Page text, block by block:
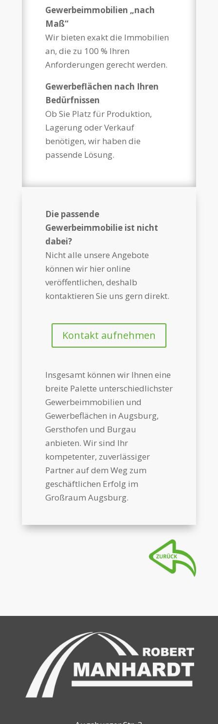
Gewerbeimmobilien „nach
Maß“
Wir bieten exakt die Immobilien
an, die zu 100 % Ihren
Anforderungen gerecht werden.
Gewerbeflächen nach Ihren
Bedürfnissen
Ob Sie Platz für Produktion,
Lagerung oder Verkauf
benötigen, wir haben die
passende Lösung.
Die passende
Gewerbeimmobilie ist nicht
dabei?
Nicht alle unsere Angebote
können wir hier online
veröffentlichen, deshalb
kontaktieren Sie uns gern direkt.
Kontakt aufnehmen
Insgesamt können wir Ihnen eine
breite Palette unterschiedlichster
Gewerbeimmobilien und
Gewerbeflächen in Augsburg,
Gersthofen und Burgau
anbieten. Wir sind Ihr
kompetenter, zuverlässiger
Partner auf dem Weg zum
geschäftlichen Erfolg im
Großraum Augsburg.